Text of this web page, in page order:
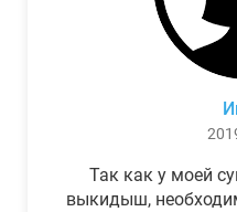
Так как у моей
выкидыш,